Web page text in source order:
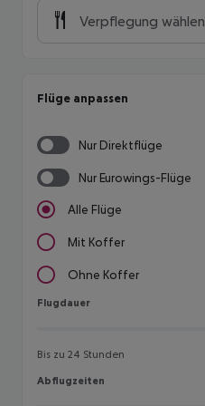
Verpflegung wählen
Flüge anpassen
Nur Direktflüge
Nur Eurowings-Flüge
Alle Flüge
Mit Koffer
Ohne Koffer
Flugdauer
Flugdauer
Bis zu 24 Stunden
Abflugzeiten
Abflugzeiten